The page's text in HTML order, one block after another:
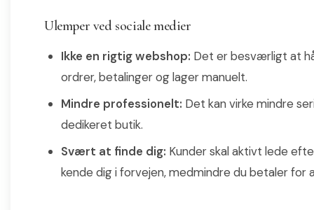
Ulemper ved sociale medier
Ikke en rigtig webshop: Det er besværligt at
ordrer, betalinger og lager manuelt.
Mindre professionelt: Det kan virke mindre
dedikeret butik.
Svært at finde dig: Kunder skal aktivt lede
kende dig i forvejen, medmindre du betaler for